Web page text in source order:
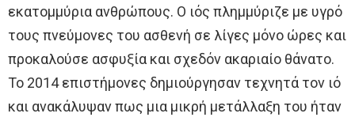
εκατομμύρια ανθρώπους. Ο ιός πλημμύριζε με υγρό
τους πνεύμονες του ασθενή σε λίγες μόνο ώρες και
προκαλούσε ασφυξία και σχεδόν ακαριαίο θάνατο.
Το 2014 επιστήμονες δημιούργησαν τεχνητά τον ιό
και ανακάλυψαν πως μια μικρή μετάλλαξη του ήταν